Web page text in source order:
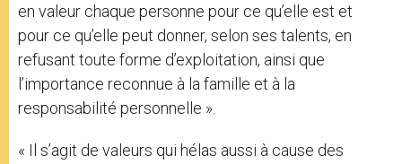
en valeur chaque personne pour ce qu’elle est et
pour ce qu’elle peut donner, selon ses talents, en
refusant toute forme d’exploitation, ainsi que
l’importance reconnue à la famille et à la
responsabilité personnelle ».
« Il s’agit de valeurs qui hélas aussi à cause des